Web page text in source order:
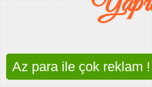
Az para ile çok reklam !